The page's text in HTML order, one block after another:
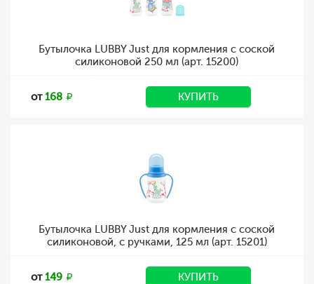
Бутылочка LUBBY Just для кормления с соской
силиконовой 250 мл (арт. 15200)
от168 КУПИТЬ
Бутылочка LUBBY Just для кормления с соской
силиконовой, с ручками, 125 мл (арт. 15201)
от149 КУПИТЬ